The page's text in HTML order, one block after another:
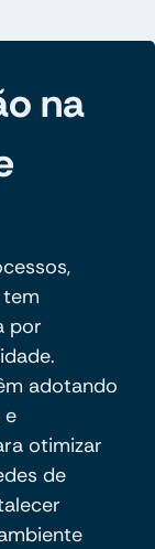
na
por
adotando
e
otimizar
de